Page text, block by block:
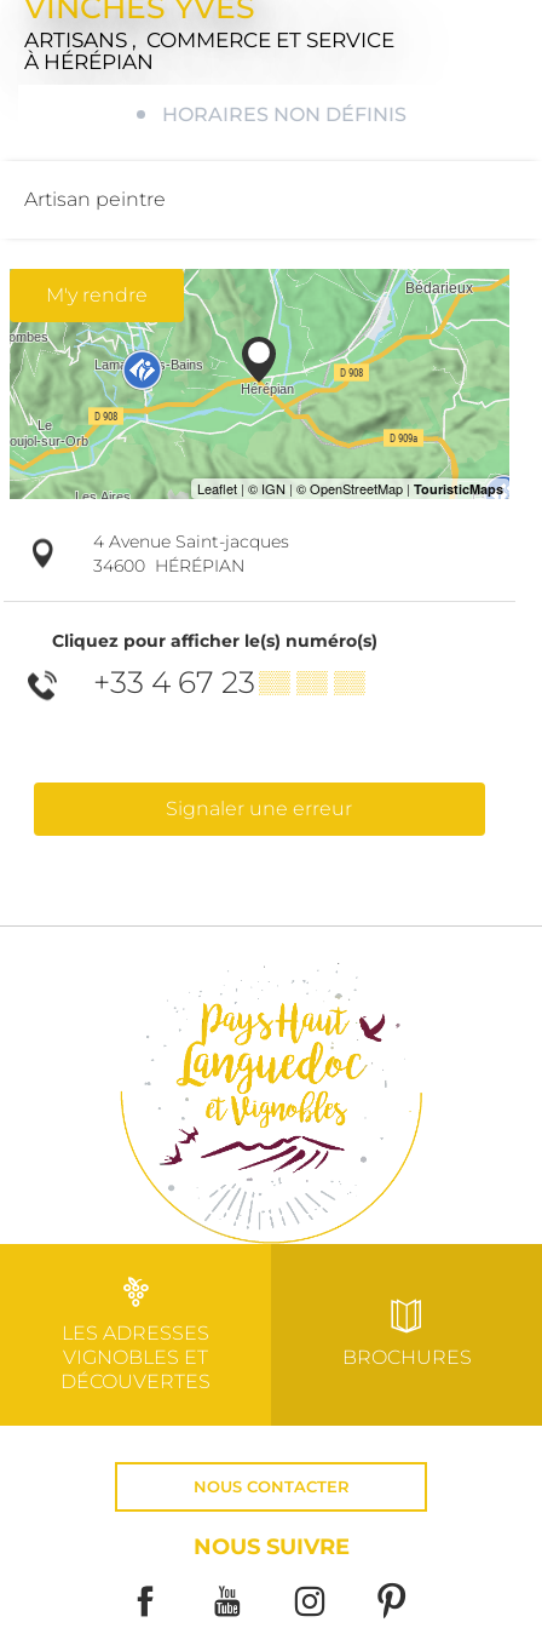
ARTISANS , COMMERCE ET SERVICE
À HÉRÉPIAN
HORAIRES NON DÉFINIS
Artisan peintre
M'y rendre
4 Avenue Saint-jacques
34600 HÉRÉPIAN
Cliquez pour afficher le(s) numéro(s)
+33 4 67 23▒▒ ▒▒ ▒▒
Signaler une erreur
LES ADRESSES
VIGNOBLES ET
DÉCOUVERTES
BROCHURES
NOUS CONTACTER
NOUS SUIVRE